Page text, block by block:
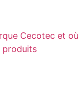
Cecotec et où
produits